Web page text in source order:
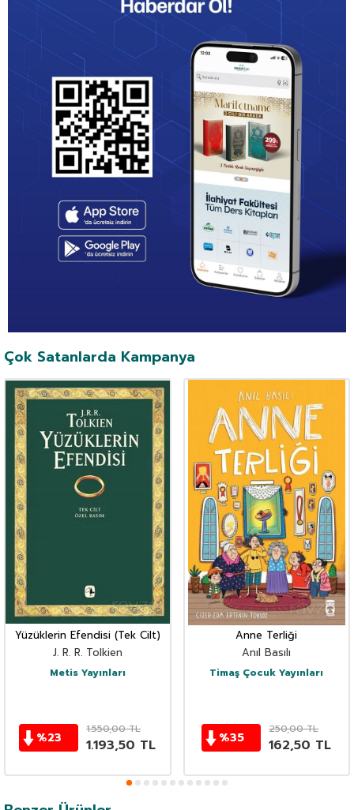
Çok Satanlarda Kampanya
Yüzüklerin Efendisi (Tek Cilt)
J. R. R. Tolkien
Metis Yayınları
%23
1.550,00TL
1.193,50 TL
Anne Terliği
Anıl Basılı
Timaş Çocuk Yayınları
%35
250,00TL
162,50 TL